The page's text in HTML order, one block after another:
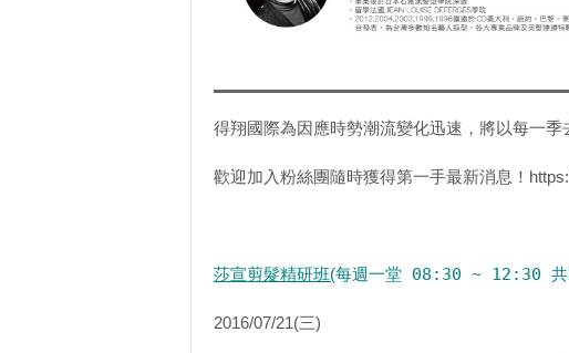
得翔國際為因應時勢潮流變化迅速，將以每一
歡迎加入粉絲團隨時獲得第一手最新消息！
莎宣剪髮精研班(每週一堂 08:30 ~ 12:30 共
2016/07/21(三)